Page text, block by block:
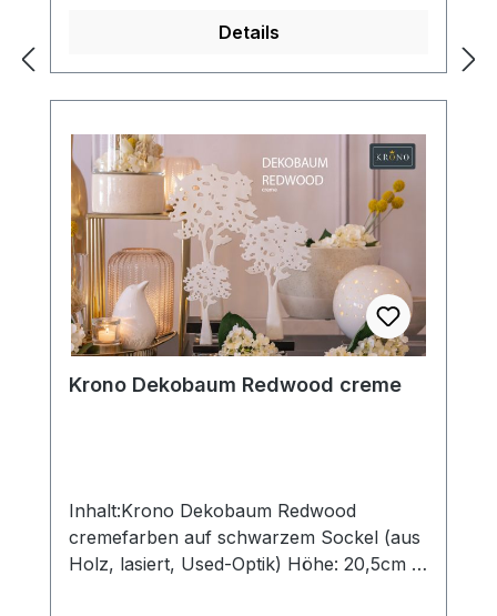
gestalterischen Raum für mehr
eine ganz besonderes Flair. Hergestellt in
aufwendiger Handarbeit – jedes mit ganz
eigenem Zauber. Hinweis:Die Maßangaben
entsprechen der Herstellerangabe von
Tiziano und sind ca-Werte. Eventuelle
Besonderheiten oder Abweichungen
werden gesondert in der
Artikelbeschreibung beschrieben.
Details
Krono Dekobaum Redwood creme
Inhalt:Krono Dekobaum Redwood
cremefarben auf schwarzem Sockel (aus
Holz, lasiert, Used-Optik) Höhe: 20,5cm /